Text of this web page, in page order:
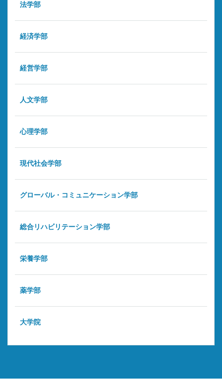
法学部
経済学部
経営学部
人文学部
心理学部
現代社会学部
グローバル・コミュニケーション学部
総合リハビリテーション学部
栄養学部
薬学部
大学院